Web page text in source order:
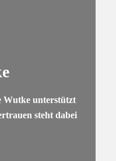
Wutke unterstützt
steht dabei